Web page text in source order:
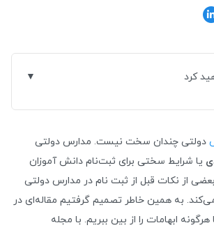
کرد
دولتی چندان سخت نیست. مدارس دولتی
یا شرایط سختی برای ثبت‌نام دانش آموزان
بعضی از نکات قبل از ثبت نام در مدارس دولتی
به همین خاطر تصمیم گرفتیم مقاله‌ای در
ابهامات را از بین ببریم. با مجله